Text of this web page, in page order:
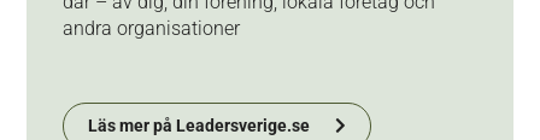
andra organisationer
Läs mer på Leadersverige.se